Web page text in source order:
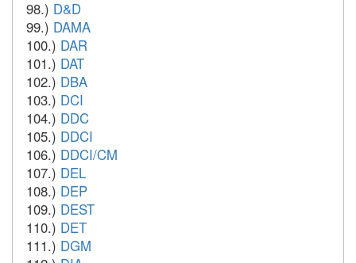
98.) D&D
99.) DAMA
100.) DAR
101.) DAT
102.) DBA
103.) DCI
104.) DDC
105.) DDCI
106.) DDCI/CM
107.) DEL
108.) DEP
109.) DEST
110.) DET
111.) DGM